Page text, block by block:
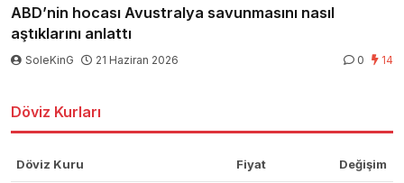
ABD’nin hocası Avustralya savunmasını nasıl
aştıklarını anlattı
SoleKinG 21 Haziran 2026 0 14
Döviz Kurları
Döviz Kuru Fiyat Değişim